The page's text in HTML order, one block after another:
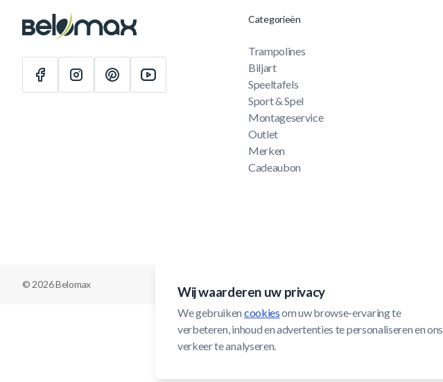
Wij waarderen uw privacy
We gebruiken cookies om uw browse-ervaring te
verbeteren, inhoud en advertenties te personaliseren en ons
verkeer te analyseren.
Categorieën
Trampolines
Biljart
Speeltafels
Sport & Spel
Montageservice
Outlet
Merken
Cadeaubon
© 2026 Belomax